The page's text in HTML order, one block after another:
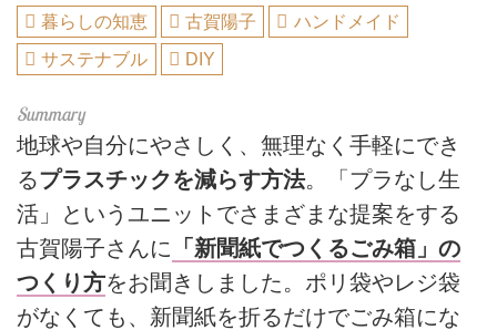
暮らしの知恵 古賀陽子
ハンドメイド
サステナブル
DIY
地球や自分にやさしく、無理なく手軽にでき
るプラスチックを減らす方法。「プラなし生
活」というユニットでさまざまな提案をする
古賀陽子さんに 「新聞紙でつくるごみ箱」の
つくり方をお聞きしました。ポリ袋やレジ袋
がなくても、新聞紙を折るだけでごみ箱にな